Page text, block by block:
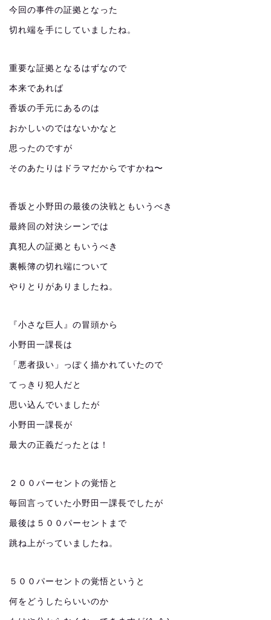
今回の事件の証拠となった
切れ端を手にしていましたね。
重要な証拠となるはずなので
本来であれば
香坂の手元にあるのは
おかしいのではないかなと
思ったのですが
そのあたりはドラマだからですかね〜
香坂と小野田の最後の決戦ともいうべき
最終回の対決シーンでは
真犯人の証拠ともいうべき
裏帳簿の切れ端について
やりとりがありましたね。
『小さな巨人』の冒頭から
小野田一課長は
「悪者扱い」っぽく描かれていたので
てっきり犯人だと
思い込んでいましたが
小野田一課長が
最大の正義だったとは！
２００パーセントの覚悟と
毎回言っていた小野田一課長でしたが
最後は５００パーセントまで
跳ね上がっていましたね。
５００パーセントの覚悟というと
何をどうしたらいいのか